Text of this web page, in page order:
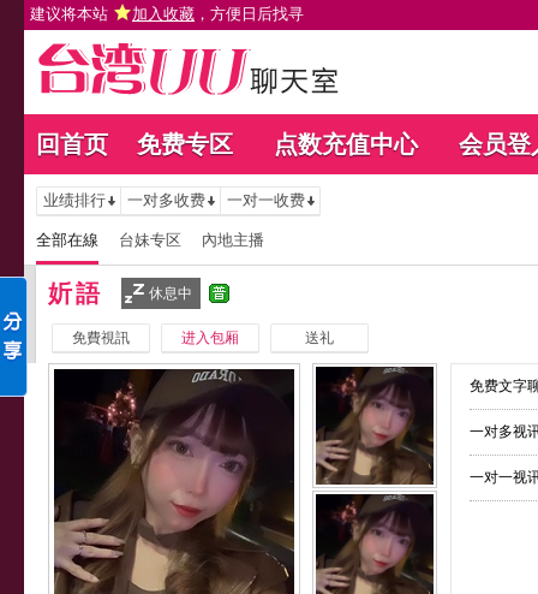
建议将本站 加入收藏 ，方便日后找寻
回首页 免费专区 点数充值中心 会员登
业绩排行 一对多收费 一对一收费
全部在線 台妹专区 內地主播
妡語 休息中
免費視訊 进入包厢 送礼
免费文字
一对多视
一对一视